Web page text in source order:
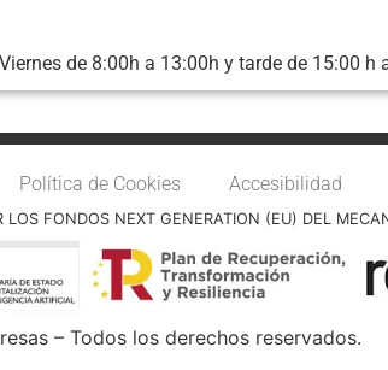
de 8:00h a 13:00h y tarde de 15:00 h
Política de Cookies Accesibilidad
FONDOS NEXT GENERATION (EU) DEL
– Todos los derechos reservados.